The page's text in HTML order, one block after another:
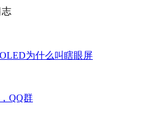
志
为什么叫瞎眼屏
QQ群